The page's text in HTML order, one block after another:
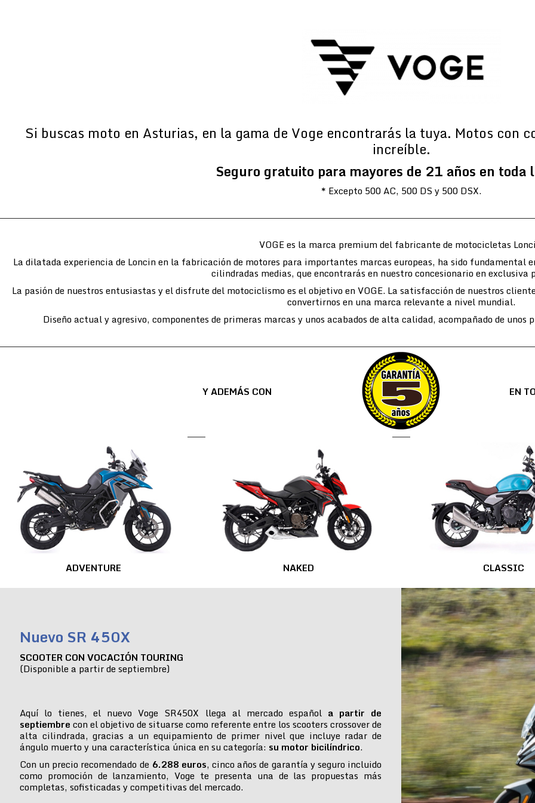
Si buscas moto en Asturias, en la gama de Voge encontrarás la tuya. Motos con
increíble.
Seguro gratuito para mayores de 21 años en toda
* Excepto 500 AC, 500 DS y 500 DSX.
VOGE es la marca premium del fabricante de motocicletas
La dilatada experiencia de Loncin en la fabricación de motores para importantes marcas europeas, ha sido fundamental
cilindradas medias, que encontrarás en nuestro concesionario en exclusiva
La pasión de nuestros entusiastas y el disfrute del motociclismo es el objetivo en VOGE. La satisfacción de nuestros
convertirnos en una marca relevante a nivel mundial.
Diseño actual y agresivo, componentes de primeras marcas y unos acabados de alta calidad, acompañado de unos
Y ADEMÁS CON EN
ADVENTURE NAKED CLASSIC
Nuevo SR 450X
SCOOTER CON VOCACIÓN TOURING
(Disponible a partir de septiembre)
Aquí lo tienes, el nuevo Voge SR450X llega al mercado español a partir de
septiembre con el objetivo de situarse como referente entre los scooters crossover de
alta cilindrada, gracias a un equipamiento de primer nivel que incluye radar de
ángulo muerto y una característica única en su categoría: su motor bicilíndrico.
Con un precio recomendado de 6.288 euros, cinco años de garantía y seguro incluido
como promoción de lanzamiento, Voge te presenta una de las propuestas más
completas, sofisticadas y competitivas del mercado.